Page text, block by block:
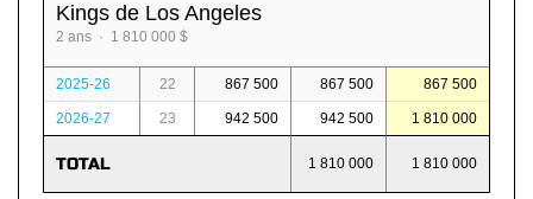
Kings de Los Angeles
2 ans · 1 810 000 $
2025-26 22 867 500 867 500 867 500
2026-27 23 942 500 942 500 1 810 000
TOTAL 1 810 000 1 810 000